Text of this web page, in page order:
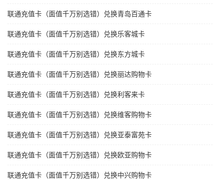
联通充值卡（面值千万别选错）兑换青岛百通卡
联通充值卡（面值千万别选错）兑换乐客城卡
联通充值卡（面值千万别选错）兑换东方城卡
联通充值卡（面值千万别选错）兑换丽达购物卡
联通充值卡（面值千万别选错）兑换利客来卡
联通充值卡（面值千万别选错）兑换维客购物卡
联通充值卡（面值千万别选错）兑换亚泰富苑卡
联通充值卡（面值千万别选错）兑换欧亚购物卡
联通充值卡（面值千万别选错）兑换中兴购物卡